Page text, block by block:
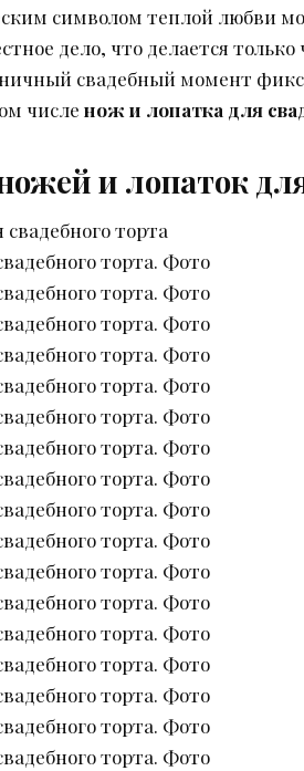
символом теплой любви
дело, что делается
свадебный момент
числе нож и лопатка для
и лопаток
торта
торта. Фото
торта. Фото
торта. Фото
торта. Фото
торта. Фото
торта. Фото
торта. Фото
торта. Фото
торта. Фото
торта. Фото
торта. Фото
торта. Фото
торта. Фото
торта. Фото
торта. Фото
торта. Фото
торта. Фото